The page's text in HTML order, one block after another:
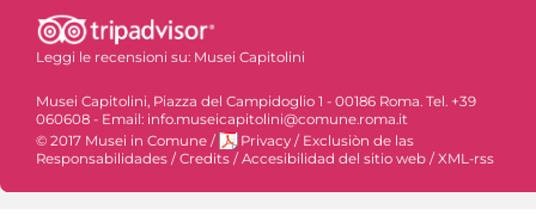
Leggi le recensioni su: Musei Capitolini
Musei Capitolini, Piazza del Campidoglio 1 - 00186 Roma. Tel. +39
060608 - Email: info.museicapitolini@comune.roma.it
© 2017 Musei in Comune / Privacy / Exclusiòn de las
Responsabilidades / Credits / Accesibilidad del sitio web / XML-rss